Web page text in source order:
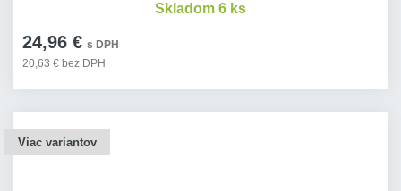
24,96 € s DPH
20,63 € bez DPH
Skladom 6 ks
Viac variantov